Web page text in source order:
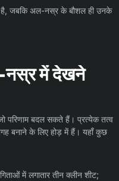
है, जबकि अल-नस्र के बौशल ही उनके
नस्र में देखने
परिणाम बदल सकते हैं। प्रत्येक तत्व
बनाने के लिए होड़ में हैं। यहाँ कुछ
में लगातार तीन क्लीन शीट;